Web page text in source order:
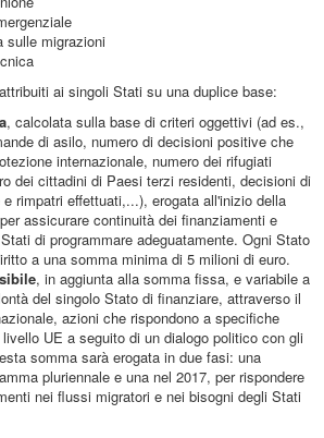
sulle migrazioni
ai singoli Stati su una duplice base:
, calcolata sulla base di criteri oggettivi (ad es.,
di asilo, numero di decisioni positive che
internazionale, numero dei rifugiati
dei cittadini di Paesi terzi residenti, decisioni di
rimpatri effettuati,...), erogata all'inizio della
assicurare continuità dei finanziamenti e
di programmare adeguatamente. Ogni Stato
a una somma minima di 5 milioni di euro.
, in aggiunta alla somma fissa, e variabile a
del singolo Stato di finanziare, attraverso il
azioni che rispondono a specifiche
UE a seguito di un dialogo politico con gli
somma sarà erogata in due fasi: una
pluriennale e una nel 2017, per rispondere
nei flussi migratori e nei bisogni degli Stati